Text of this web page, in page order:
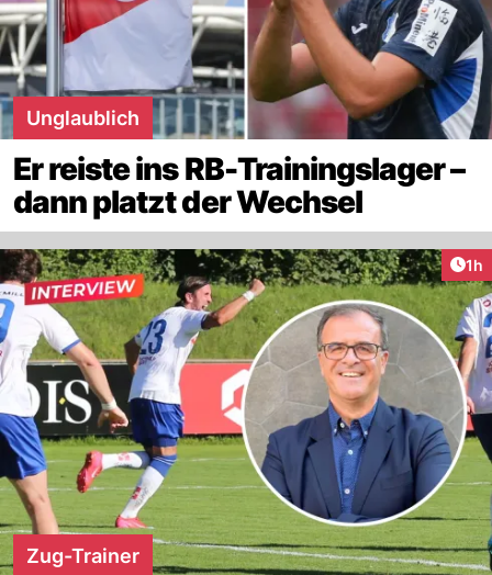
Unglaublich
Er reiste ins RB-Trainingslager –
dann platzt der Wechsel
1h
Zug-Trainer